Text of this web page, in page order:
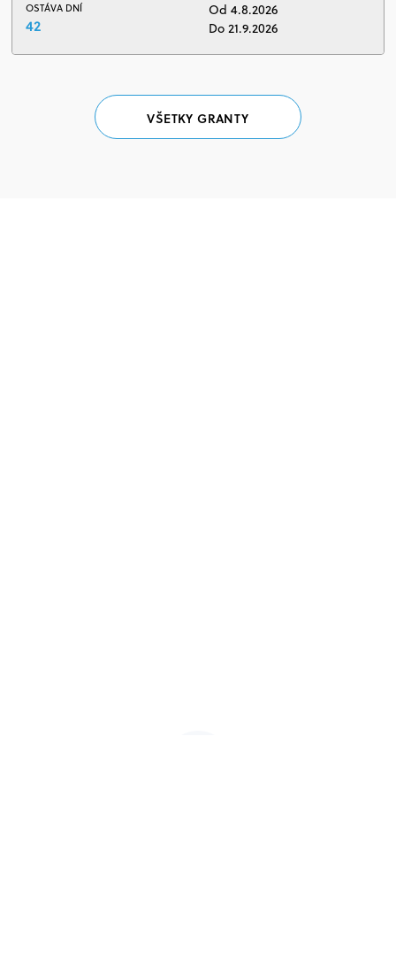
OSTÁVA DNÍ
42
Od 4.8.2026
Do 21.9.2026
VŠETKY GRANTY